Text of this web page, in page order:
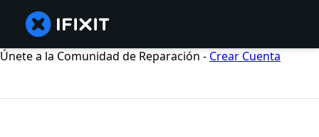
Únete a la Comunidad de Reparación - Crear Cuenta